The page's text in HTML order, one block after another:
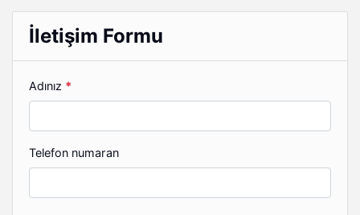
İletişim Formu
Adınız *
Telefon numaran